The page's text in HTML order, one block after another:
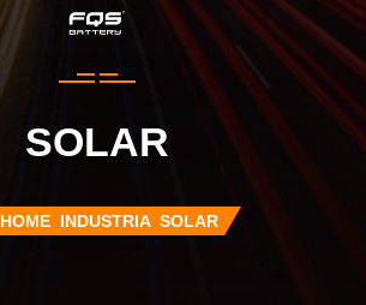
SOLAR
HOME INDUSTRIA SOLAR